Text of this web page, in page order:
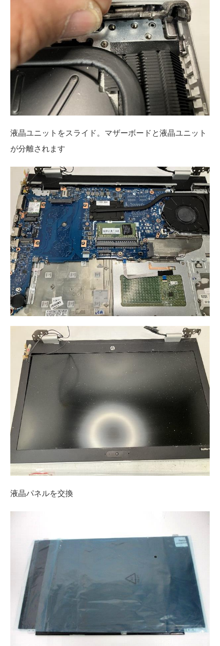
液晶ユニットをスライド。マザーボードと液晶ユニット
が分離されます
液晶パネルを交換